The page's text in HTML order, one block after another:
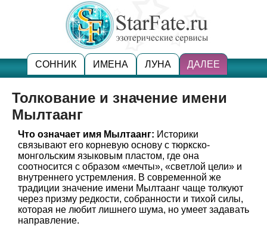
СОННИК ИМЕНА ЛУНА ДАЛЕЕ
Толкование и значение имени
Мылтаанг
Что означает имя Мылтаанг: Историки
связывают его корневую основу с тюркско-
монгольским языковым пластом, где она
соотносится с образом «мечты», «светлой цели» и
внутреннего устремления. В современной же
традиции значение имени Мылтаанг чаще толкуют
через призму редкости, собранности и тихой силы,
которая не любит лишнего шума, но умеет задавать
направление.